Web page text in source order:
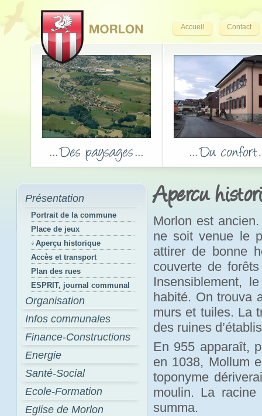
Accueil Contact
Présentation
Portrait de la commune
Place de jeux
Aperçu historique
Accès et transport
Plan des rues
ESPRIT, journal communal
Organisation
Infos communales
Finance-Constructions
Energie
Santé-Social
Ecole-Formation
Eglise de Morlon
Apercu
Morlon est
ne soit venue le
attirer de bonne
couverte de
Insensiblement,
habité. On trouva
murs et tuiles. La
des ruines
En 955 apparaît,
en 1038, Mollum
toponyme
moulin. La
summa.